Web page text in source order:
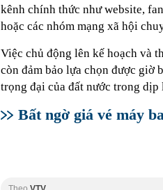
kênh chính thức như website,
hoặc các nhóm mạng xã hội
Việc chủ động lên kế hoạch và
còn đảm bảo lựa chọn được giờ
trọng đại của đất nước trong dịp
Bất ngờ giá vé máy